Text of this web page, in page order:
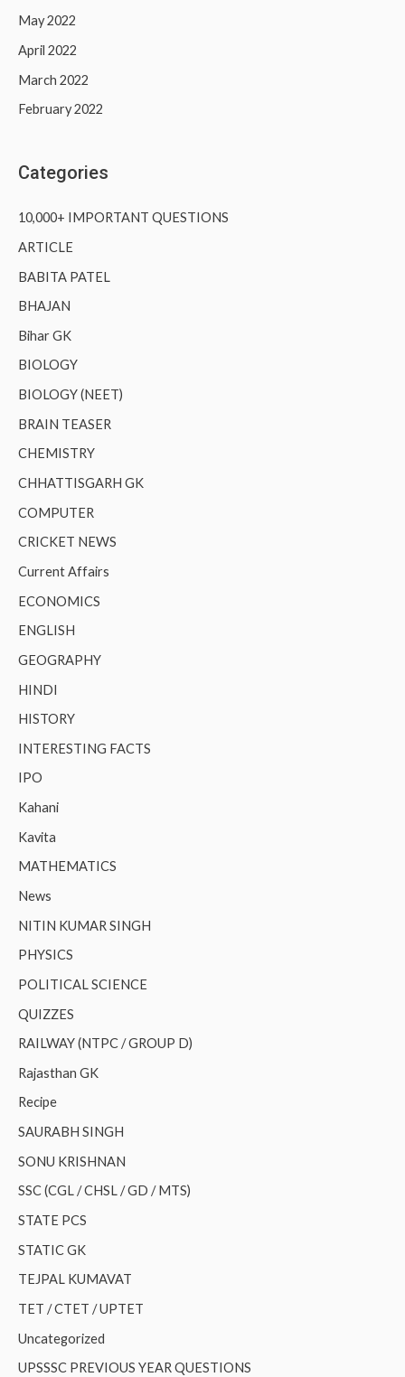
May 2022
April 2022
March 2022
February 2022
Categories
10,000+ IMPORTANT QUESTIONS
ARTICLE
BABITA PATEL
BHAJAN
Bihar GK
BIOLOGY
BIOLOGY (NEET)
BRAIN TEASER
CHEMISTRY
CHHATTISGARH GK
COMPUTER
CRICKET NEWS
Current Affairs
ECONOMICS
ENGLISH
GEOGRAPHY
HINDI
HISTORY
INTERESTING FACTS
IPO
Kahani
Kavita
MATHEMATICS
News
NITIN KUMAR SINGH
PHYSICS
POLITICAL SCIENCE
QUIZZES
RAILWAY (NTPC / GROUP D)
Rajasthan GK
Recipe
SAURABH SINGH
SONU KRISHNAN
SSC (CGL / CHSL / GD / MTS)
STATE PCS
STATIC GK
TEJPAL KUMAVAT
TET / CTET / UPTET
Uncategorized
UPSSSC PREVIOUS YEAR QUESTIONS